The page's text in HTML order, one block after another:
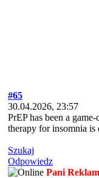
#65
30.04.2026, 23:57
PrEP has been a
therapy for insomnia is
Szukaj
Odpowiedz
Pani